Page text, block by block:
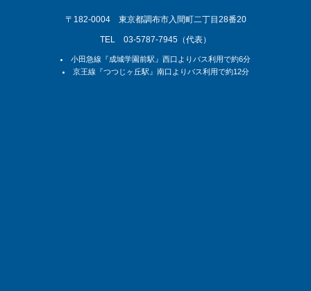
〒182-0004 東京都調布市入間町二丁目28番20
TEL 03-5787-7945（代表）
小田急線『成城学園前駅』西口よりバス利用で約6分
京王線『つつじヶ丘駅』南口よりバス利用で約12分